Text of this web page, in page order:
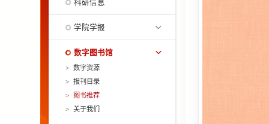
科研信息
学院学报
数字图书馆
> 数字资源
> 报刊目录
>
图书推荐
> 关于我们